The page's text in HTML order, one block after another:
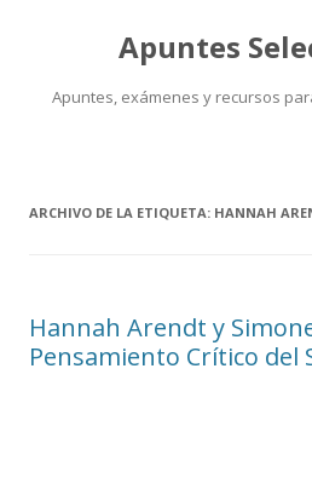
Apuntes
Apuntes, exámenes y recursos
ARCHIVO DE LA ETIQUETA: HANNAH
Hannah Arendt y
Pensamiento Crítico del